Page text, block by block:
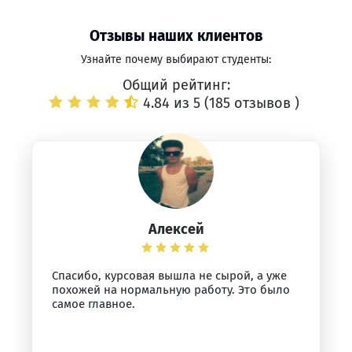
Отзывы наших клиентов
Узнайте почему выбирают студенты:
Общий рейтинг:
4.84 из 5 (185 отзывов )
Алексей
Спасибо, курсовая вышла не сырой, а уже
похожей на нормальную работу. Это было
самое главное.